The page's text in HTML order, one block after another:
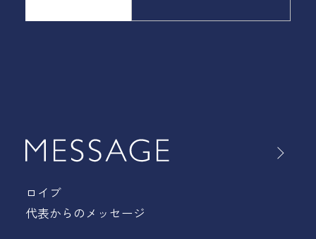
ロイブ
代表からのメッセージ